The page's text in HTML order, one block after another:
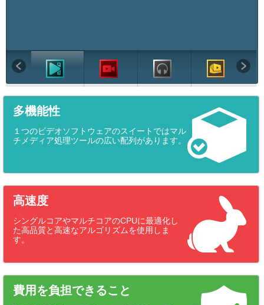
多機能性
１つのビデオソフトウェアのスイートではマル
チメディア処理ツールの広い配列があります。
高速度
シングルコアやマルチコアのCPUに最適化し
た高品質と高速なアルゴリズムを使用しま
す。
費用を負担できること